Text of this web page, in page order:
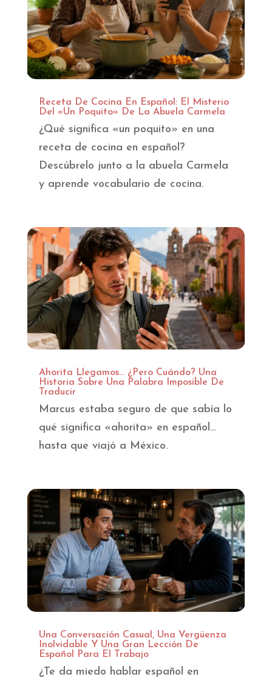
Receta De Cocina En Español: El Misterio
Del «Un Poquito» De La Abuela Carmela
¿Qué significa «un poquito» en una
receta de cocina en español?
Descúbrelo junto a la abuela Carmela
y aprende vocabulario de cocina.
Ahorita Llegamos… ¿Pero Cuándo? Una
Historia Sobre Una Palabra Imposible De
Traducir
Marcus estaba seguro de que sabía lo
qué significa «ahorita» en español…
hasta que viajó a México.
Una Conversación Casual, Una Vergüenza
Inolvidable Y Una Gran Lección De
Español Para El Trabajo
¿Te da miedo hablar español en